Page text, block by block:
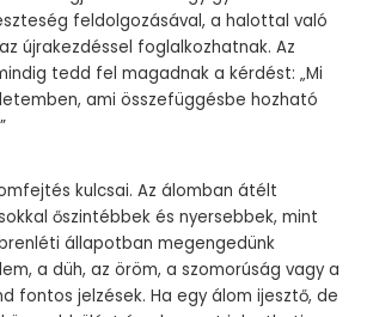
feldolgozásával, a halottal való
újrakezdéssel foglalkozhatnak. Az
tedd fel magadnak a kérdést: „Mi
ami összefüggésbe hozható
kulcsai. Az álomban átélt
őszintébbek és nyersebbek, mint
állapotban megengedünk
a düh, az öröm, a szomorúság vagy a
fontos jelzések. Ha egy álom ijesztő, de